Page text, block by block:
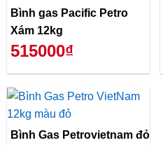
Bình gas Pacific Petro
Xám 12kg
515000₫
Bình Gas Petrovietnam đỏ